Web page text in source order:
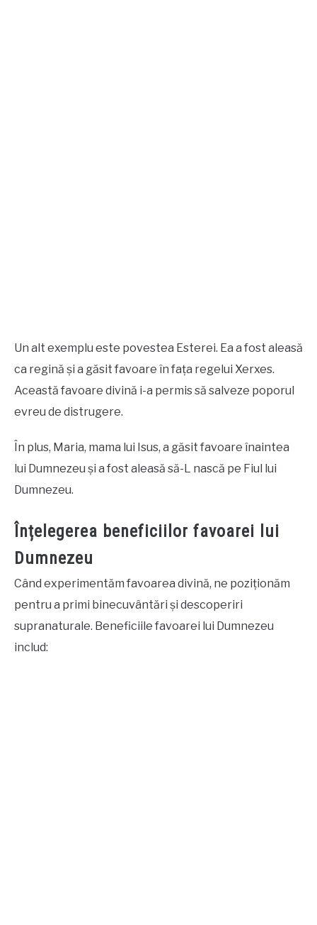
Un alt exemplu este povestea Esterei. Ea a fost aleasă
ca regină și a găsit favoare în fața regelui Xerxes.
Această favoare divină i-a permis să salveze poporul
evreu de distrugere.
În plus, Maria, mama lui Isus, a găsit favoare înaintea
lui Dumnezeu și a fost aleasă să-L nască pe Fiul lui
Dumnezeu.
Înțelegerea beneficiilor favoarei lui
Dumnezeu
Când experimentăm favoarea divină, ne poziționăm
pentru a primi binecuvântări și descoperiri
supranaturale. Beneficiile favoarei lui Dumnezeu
includ: